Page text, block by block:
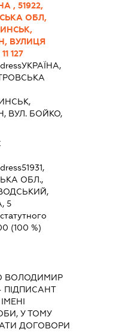
, 51922,
ОБЛ,
ВУЛИЦЯ
127
УКРАЇНА,
ВУЛ. БОЙКО,
51931,
ОБЛ.,
5
(100 %)
ВОЛОДИМИР
ПІДПИСАНТ
У ТОМУ
ДОГОВОРИ